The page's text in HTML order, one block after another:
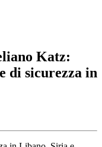
Katz:
di sicurezza in